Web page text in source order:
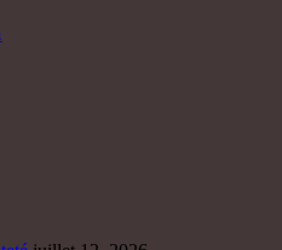
la Vie
la journée mondial de prière
2026
Marie : Le M de Marie en France
Latran
Archange